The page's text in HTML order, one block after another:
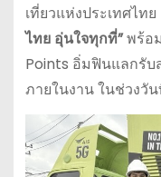
เที่ยวแห่งประเทศไท
ไทย อุ่นใจทุกที่”พร้อ
Points อิ่มฟินแลกรับ
ภายในงาน ในช่วงวั